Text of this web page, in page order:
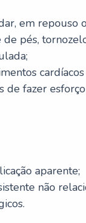
em repouso
pés,
de fazer
aparente;
não